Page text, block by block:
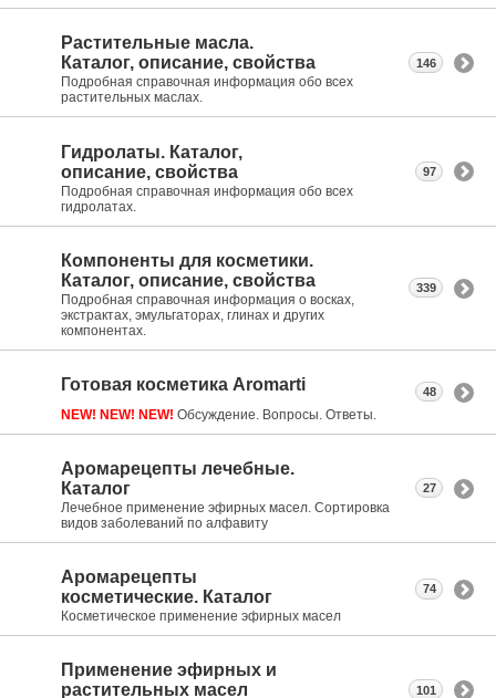
Растительные масла.
Каталог, описание, свойства
Подробная справочная информация обо всех
растительных маслах.
146
Гидролаты. Каталог,
описание, свойства
Подробная справочная информация обо всех
гидролатах.
97
Компоненты для косметики.
Каталог, описание, свойства
Подробная справочная информация о восках,
экстрактах, эмульгаторах, глинах и других
компонентах.
339
Готовая косметика Aromarti
NEW! NEW! NEW! Обсуждение. Вопросы. Ответы.
48
Аромарецепты лечебные.
Каталог
Лечебное применение эфирных масел. Сортировка
видов заболеваний по алфавиту
27
Аромарецепты
косметические. Каталог
Косметическое применение эфирных масел
74
Применение эфирных и
растительных масел
101